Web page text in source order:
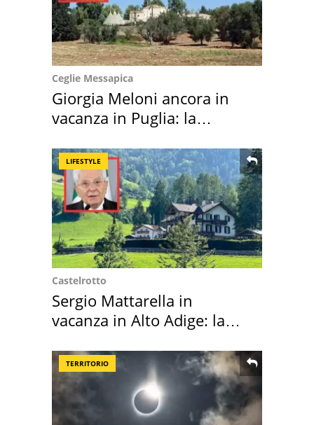
Ceglie Messapica
Giorgia Meloni ancora in
vacanza in Puglia: la
LIFESTYLE
Castelrotto
Sergio Mattarella in
vacanza in Alto Adige: la
TERRITORIO